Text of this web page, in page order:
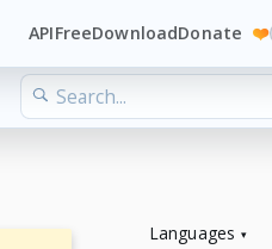
APIFreeDownloadDonate ❤️
Languages